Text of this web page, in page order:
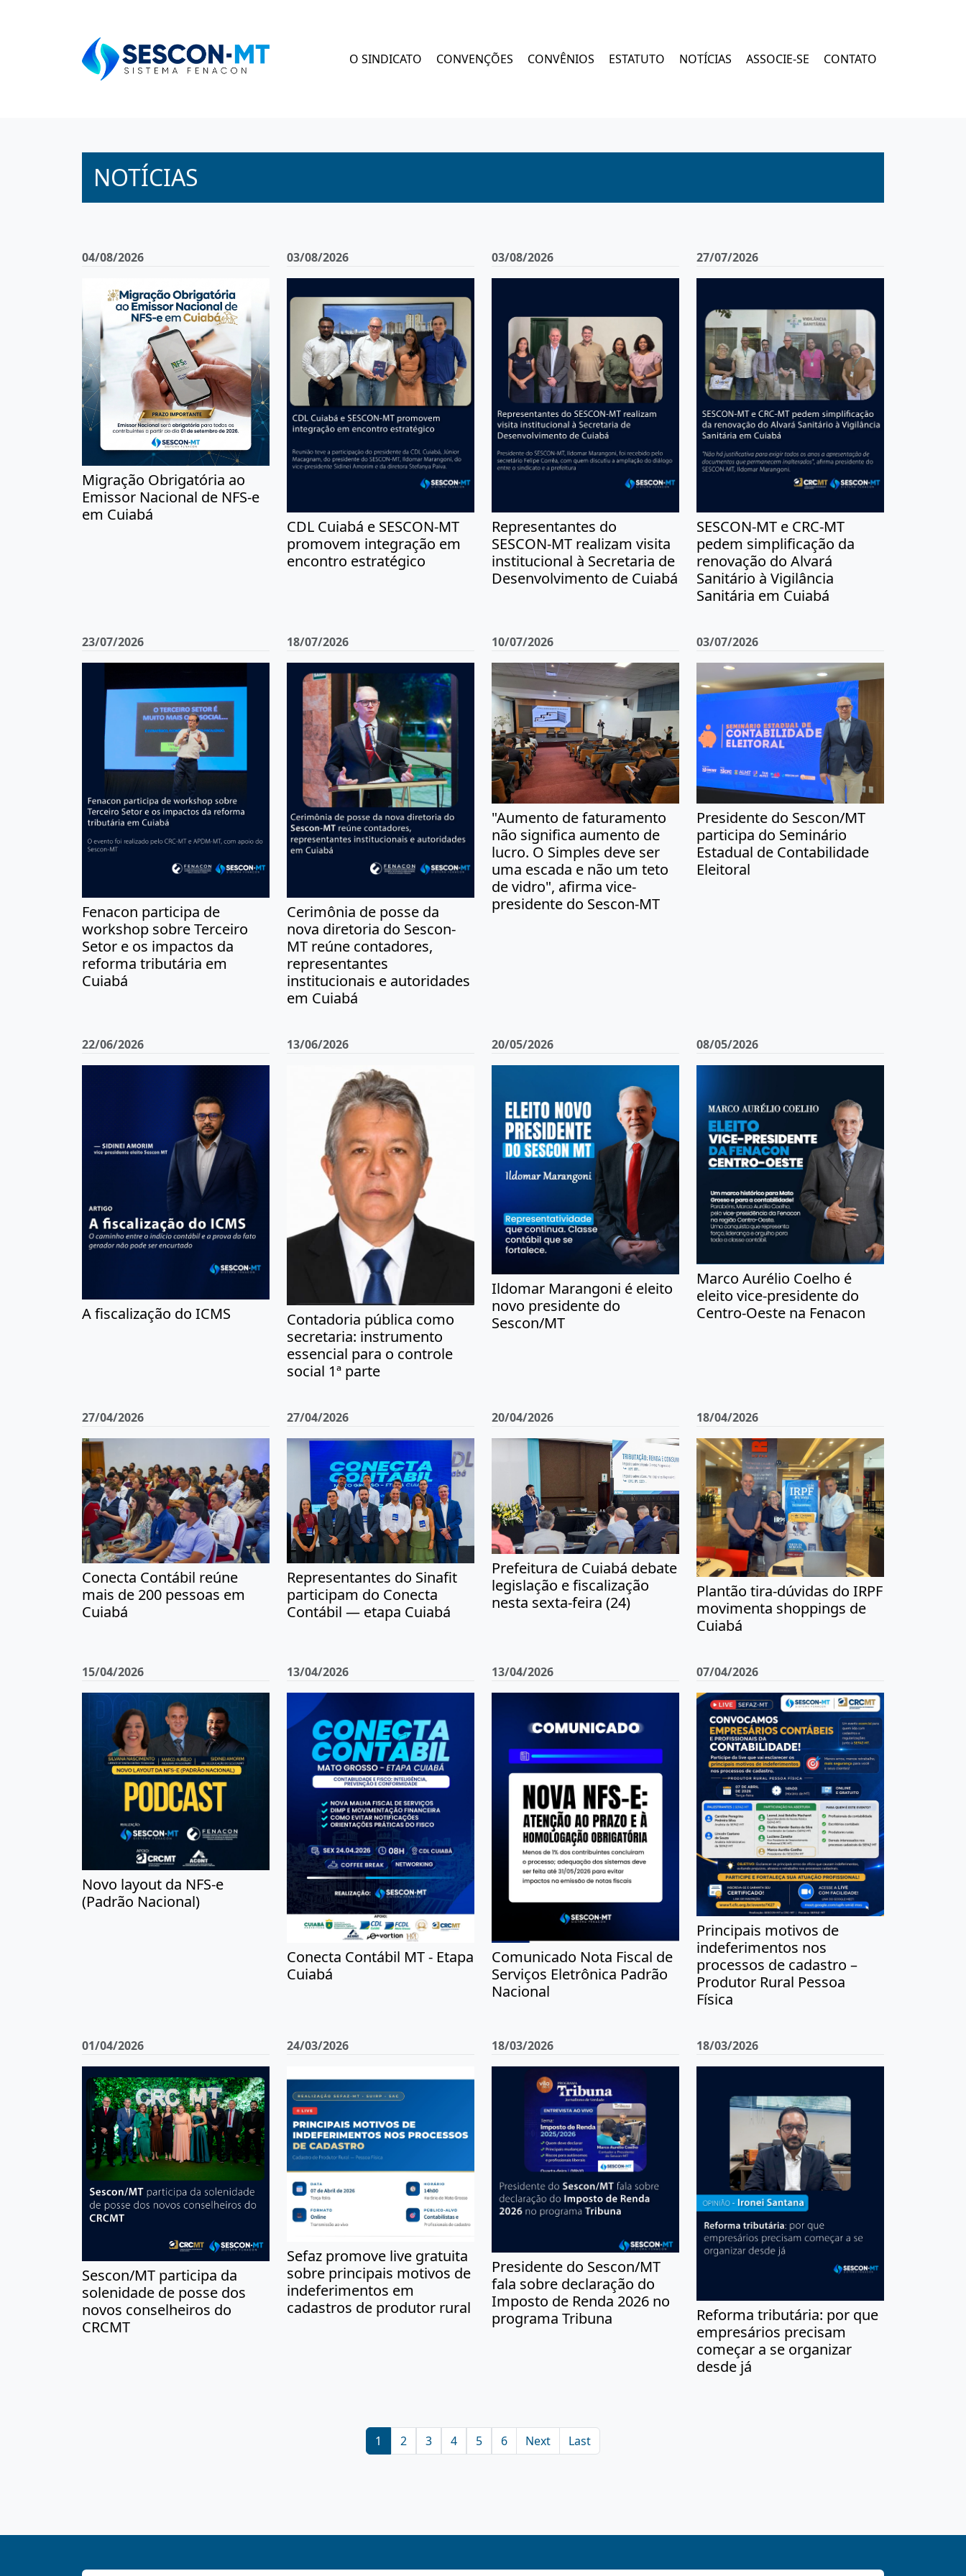
O SINDICATO CONVENÇÕES CONVÊNIOS ESTATUTO NOTÍCIAS ASSOCIE-SE CONTATO
NOTÍCIAS
04/08/2026
Migração Obrigatória ao
Emissor Nacional de NFS-e
em Cuiabá
03/08/2026
CDL Cuiabá e SESCON-MT
promovem integração em
encontro estratégico
03/08/2026
Representantes do
SESCON-MT realizam visita
institucional à Secretaria de
Desenvolvimento de Cuiabá
27/07/2026
SESCON-MT e CRC-MT
pedem simplificação da
renovação do Alvará
Sanitário à Vigilância
Sanitária em Cuiabá
23/07/2026
Fenacon participa de
workshop sobre Terceiro
Setor e os impactos da
reforma tributária em
Cuiabá
18/07/2026
Cerimônia de posse da
nova diretoria do Sescon-
MT reúne contadores,
representantes
institucionais e autoridades
em Cuiabá
10/07/2026
"Aumento de faturamento
não significa aumento de
lucro. O Simples deve ser
uma escada e não um teto
de vidro", afirma vice-
presidente do Sescon-MT
03/07/2026
Presidente do Sescon/MT
participa do Seminário
Estadual de Contabilidade
Eleitoral
22/06/2026
A fiscalização do ICMS
13/06/2026
Contadoria pública como
secretaria: instrumento
essencial para o controle
social 1ª parte
20/05/2026
Ildomar Marangoni é eleito
novo presidente do
Sescon/MT
08/05/2026
Marco Aurélio Coelho é
eleito vice-presidente do
Centro-Oeste na Fenacon
27/04/2026
Conecta Contábil reúne
mais de 200 pessoas em
Cuiabá
27/04/2026
Representantes do Sinafit
participam do Conecta
Contábil — etapa Cuiabá
20/04/2026
Prefeitura de Cuiabá debate
legislação e fiscalização
nesta sexta-feira (24)
18/04/2026
Plantão tira-dúvidas do IRPF
movimenta shoppings de
Cuiabá
15/04/2026
Novo layout da NFS-e
(Padrão Nacional)
13/04/2026
Conecta Contábil MT - Etapa
Cuiabá
13/04/2026
Comunicado Nota Fiscal de
Serviços Eletrônica Padrão
Nacional
07/04/2026
Principais motivos de
indeferimentos nos
processos de cadastro –
Produtor Rural Pessoa
Física
01/04/2026
Sescon/MT participa da
solenidade de posse dos
novos conselheiros do
CRCMT
24/03/2026
Sefaz promove live gratuita
sobre principais motivos de
indeferimentos em
cadastros de produtor rural
18/03/2026
Presidente do Sescon/MT
fala sobre declaração do
Imposto de Renda 2026 no
programa Tribuna
18/03/2026
Reforma tributária: por que
empresários precisam
começar a se organizar
desde já
1 2 3 4 5 6 Next Last